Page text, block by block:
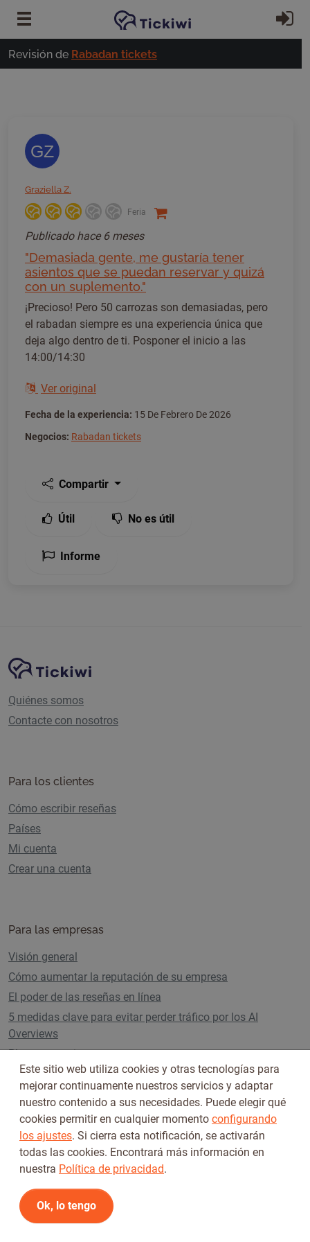
Revisión de Rabadan tickets
GZ
Graziella Z.
Feria
Publicado hace 6 meses
"Demasiada gente, me gustaría tener
asientos que se puedan reservar y quizá
con un suplemento."
¡Precioso! Pero 50 carrozas son demasiadas, pero
el rabadan siempre es una experiencia única que
deja algo dentro de ti. Posponer el inicio a las
14:00/14:30
Ver original
Fecha de la experiencia: 15 De Febrero De 2026
Negocios: Rabadan tickets
Compartir
Útil No es útil
Informe
Navegación del sitio
Plataforma Tickiwi
Quiénes somos
Contacte con nosotros
Para los clientes
Cómo escribir reseñas
Países
Mi cuenta
Crear una cuenta
Para las empresas
Visión general
Cómo aumentar la reputación de su empresa
El poder de las reseñas en línea
5 medidas clave para evitar perder tráfico por los AI
Overviews
Planes y precios
Síguenos en
Este sitio web utiliza cookies y otras tecnologías para
mejorar continuamente nuestros servicios y adaptar
nuestro contenido a sus necesidades. Puede elegir qué
cookies permitir en cualquier momento configurando
los ajustes. Si cierra esta notificación, se activarán
todas las cookies. Encontrará más información en
nuestra Política de privacidad.
Ok, lo tengo